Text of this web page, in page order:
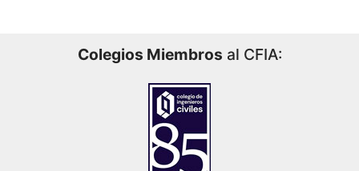
Colegios Miembros al CFIA: